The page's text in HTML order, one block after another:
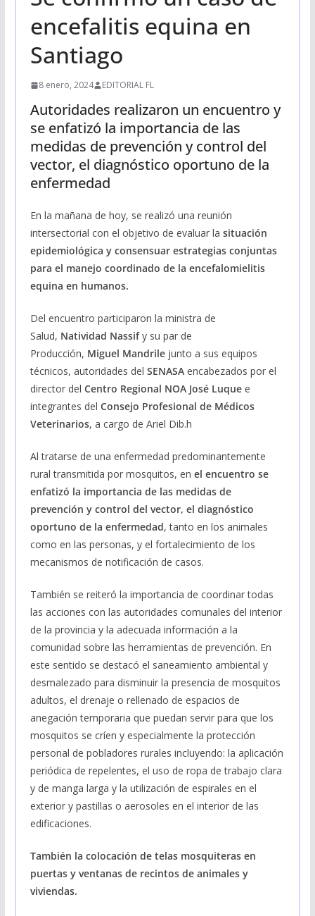
encefalitis equina en
Santiago
8 enero, 2024 EDITORIAL FL
Autoridades realizaron un encuentro y
se enfatizó la importancia de las
medidas de prevención y control del
vector, el diagnóstico oportuno de la
enfermedad
En la mañana de hoy, se realizó una reunión
intersectorial con el objetivo de evaluar la situación
epidemiológica y consensuar estrategias conjuntas
para el manejo coordinado de la encefalomielitis
equina en humanos.
Del encuentro participaron la ministra de
Salud, Natividad Nassify su par de
Producción, Miguel Mandrile junto a sus equipos
técnicos, autoridades del SENASA encabezados por el
director del Centro Regional NOA José Luquee
integrantes del Consejo Profesional de Médicos
Veterinarios, a cargo de Ariel Dib.h
Al tratarse de una enfermedad predominantemente
rural transmitida por mosquitos, en el encuentro se
enfatizó la importancia de las medidas de
prevención y control del vector, el diagnóstico
oportuno de la enfermedad, tanto en los animales
como en las personas, y el fortalecimiento de los
mecanismos de notificación de casos.
También se reiteró la importancia de coordinar todas
las acciones con las autoridades comunales del interior
de la provincia y la adecuada información a la
comunidad sobre las herramientas de prevención. En
este sentido se destacó el saneamiento ambiental y
desmalezado para disminuir la presencia de mosquitos
adultos, el drenaje o rellenado de espacios de
anegación temporaria que puedan servir para que los
mosquitos se críen y especialmente la protección
personal de pobladores rurales incluyendo: la aplicación
periódica de repelentes, el uso de ropa de trabajo clara
y de manga larga y la utilización de espirales en el
exterior y pastillas o aerosoles en el interior de las
edificaciones.
También la colocación de telas mosquiteras en
puertas y ventanas de recintos de animales y
viviendas.